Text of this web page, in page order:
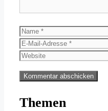
Name
Themen